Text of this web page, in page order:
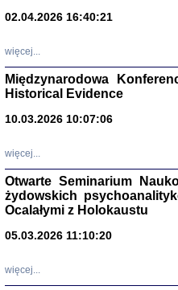
02.04.2026 16:40:21
więcej...
Międzynarodowa
Historical Evidence
10.03.2026 10:07:06
więcej...
Otwarte Seminarium
żydowskich
Ocalałymi z Holokaustu
05.03.2026 11:10:20
więcej...